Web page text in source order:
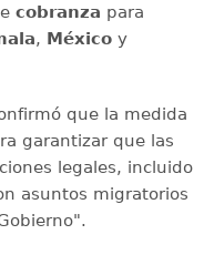
cobranza para
, Méxicoy
que la medida
garantizar que las
legales, incluido
asuntos migratorios